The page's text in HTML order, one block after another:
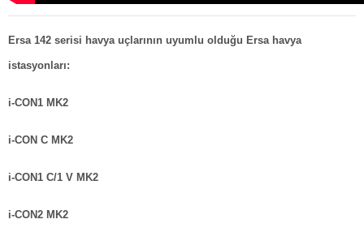
Ersa 142 serisi havya uçlarının uyumlu olduğu Ersa havya
istasyonları:
i-CON1 MK2
i-CON C MK2
i-CON1 C/1 V MK2
i-CON2 MK2